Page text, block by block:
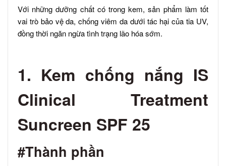
Với những dưỡng chất có trong kem, sản phẩm làm tốt
vai trò bảo vệ da, chống viêm da dưới tác hại của tia UV,
đồng thời ngăn ngừa tình trạng lão hóa sớm.
1. Kem chống nắng IS
Clinical Treatment
Suncreen SPF 25
#Thành phần